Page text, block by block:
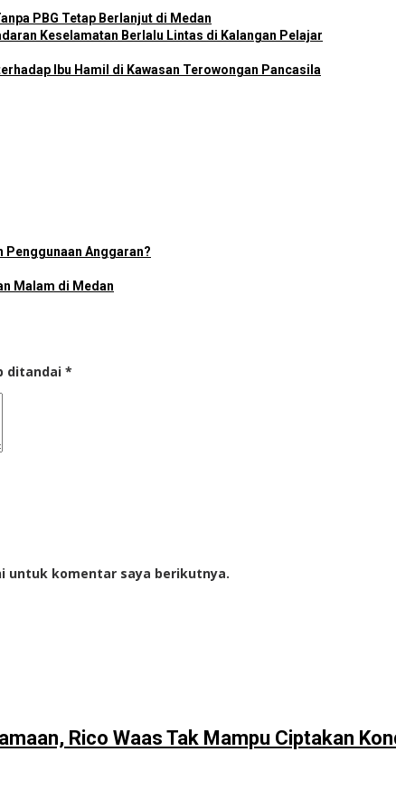
PBG Tetap Berlanjut di Medan
Keselamatan Berlalu Lintas di Kalangan Pelajar
Ibu Hamil di Kawasan Terowongan Pancasila
Penggunaan Anggaran?
Malam di Medan
ditandai *
untuk komentar saya berikutnya.
Rico Waas Tak Mampu Ciptakan